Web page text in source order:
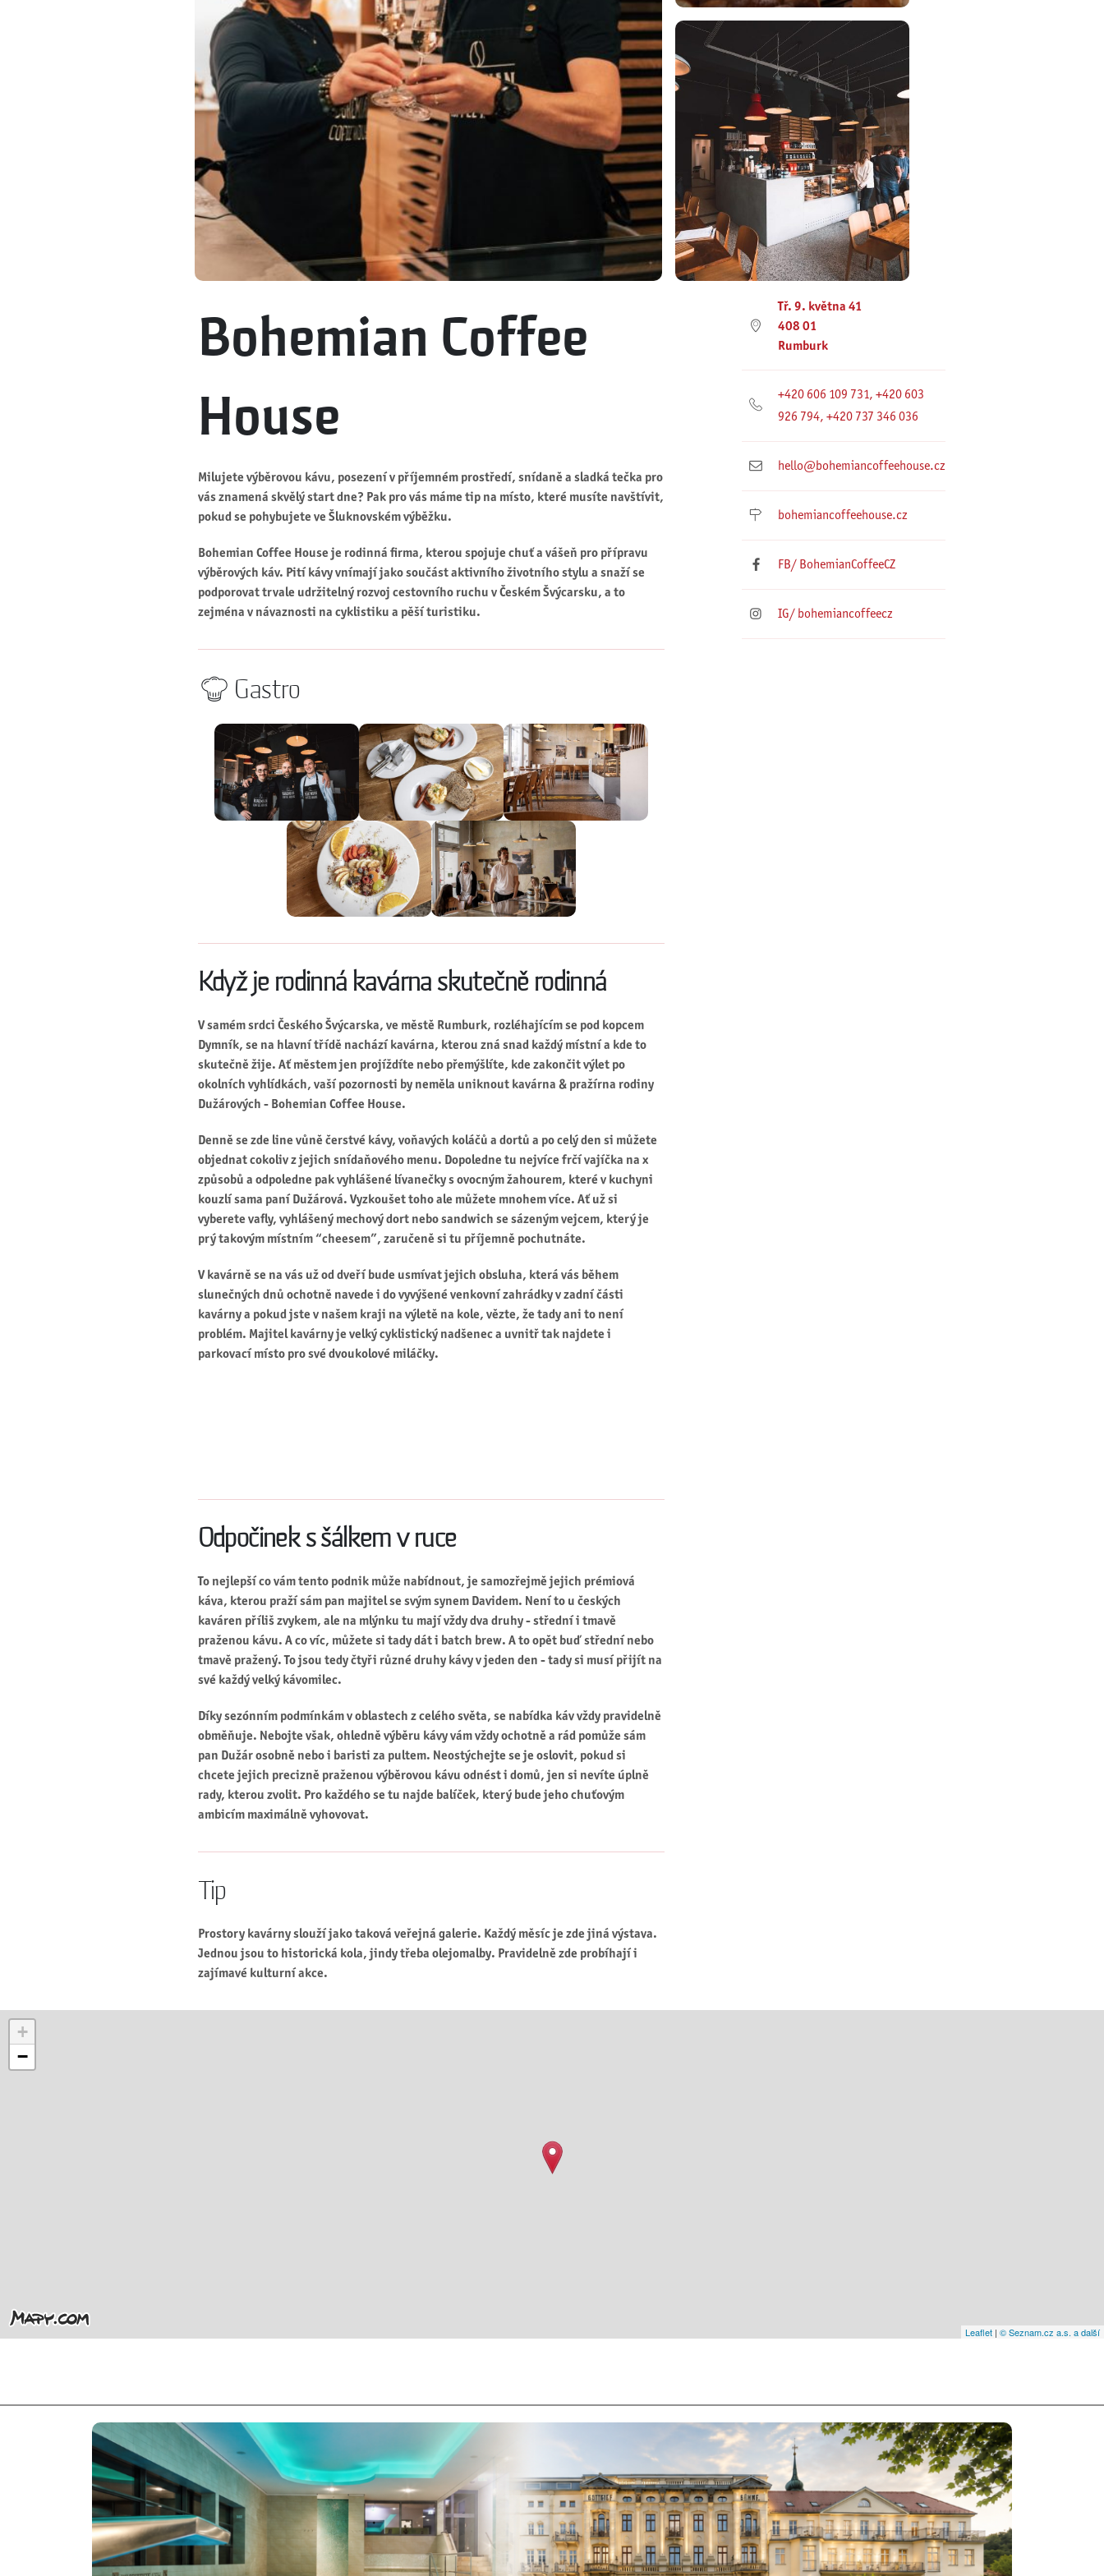
Bohemian Coffee
House
Milujete výběrovou kávu, posezení v příjemném prostředí, snídaně a sladká tečka pro
vás znamená skvělý start dne? Pak pro vás máme tip na místo, které musíte navštívit,
pokud se pohybujete ve Šluknovském výběžku.
Bohemian Coffee House je rodinná firma, kterou spojuje chuť a vášeň pro přípravu
výběrových káv. Pití kávy vnímají jako součást aktivního životního stylu a snaží se
podporovat trvale udržitelný rozvoj cestovního ruchu v Českém Švýcarsku, a to
zejména v návaznosti na cyklistiku a pěší turistiku.
Gastro
Když je rodinná kavárna skutečně rodinná
V samém srdci Českého Švýcarska, ve městě Rumburk, rozléhajícím se pod kopcem
Dymník, se na hlavní třídě nachází kavárna, kterou zná snad každý místní a kde to
skutečně žije. Ať městem jen projíždíte nebo přemýšlíte, kde zakončit výlet po
okolních vyhlídkách, vaší pozornosti by neměla uniknout kavárna & pražírna rodiny
Dužárových - Bohemian Coffee House.
Denně se zde line vůně čerstvé kávy, voňavých koláčů a dortů a po celý den si můžete
objednat cokoliv z jejich snídaňového menu. Dopoledne tu nejvíce frčí vajíčka na x
způsobů a odpoledne pak vyhlášené lívanečky s ovocným žahourem, které v kuchyni
kouzlí sama paní Dužárová. Vyzkoušet toho ale můžete mnohem více. Ať už si
vyberete vafly, vyhlášený mechový dort nebo sandwich se sázeným vejcem, který je
prý takovým místním “cheesem”, zaručeně si tu příjemně pochutnáte.
V kavárně se na vás už od dveří bude usmívat jejich obsluha, která vás během
slunečných dnů ochotně navede i do vyvýšené venkovní zahrádky v zadní části
kavárny a pokud jste v našem kraji na výletě na kole, vězte, že tady ani to není
problém. Majitel kavárny je velký cyklistický nadšenec a uvnitř tak najdete i
parkovací místo pro své dvoukolové miláčky.
Odpočinek s šálkem v ruce
To nejlepší co vám tento podnik může nabídnout, je samozřejmě jejich prémiová
káva, kterou praží sám pan majitel se svým synem Davidem. Není to u českých
kaváren příliš zvykem, ale na mlýnku tu mají vždy dva druhy - střední i tmavě
praženou kávu. A co víc, můžete si tady dát i batch brew. A to opět buď střední nebo
tmavě pražený. To jsou tedy čtyři různé druhy kávy v jeden den - tady si musí přijít na
své každý velký kávomilec.
Díky sezónním podmínkám v oblastech z celého světa, se nabídka káv vždy pravidelně
obměňuje. Nebojte však, ohledně výběru kávy vám vždy ochotně a rád pomůže sám
pan Dužár osobně nebo i baristi za pultem. Neostýchejte se je oslovit, pokud si
chcete jejich precizně praženou výběrovou kávu odnést i domů, jen si nevíte úplně
rady, kterou zvolit. Pro každého se tu najde balíček, který bude jeho chuťovým
ambicím maximálně vyhovovat.
Tip
Prostory kavárny slouží jako taková veřejná galerie. Každý měsíc je zde jiná výstava.
Jednou jsou to historická kola, jindy třeba olejomalby. Pravidelně zde probíhají i
zajímavé kulturní akce.
Tř. 9. května 41
408 01
Rumburk
+420 606 109 731, +420 603
926 794, +420 737 346 036
hello@bohemiancoffeehouse.cz
bohemiancoffeehouse.cz
FB/ BohemianCoffeeCZ
IG/ bohemiancoffeecz
+
−
Leaflet | © Seznam.cz a.s. a další